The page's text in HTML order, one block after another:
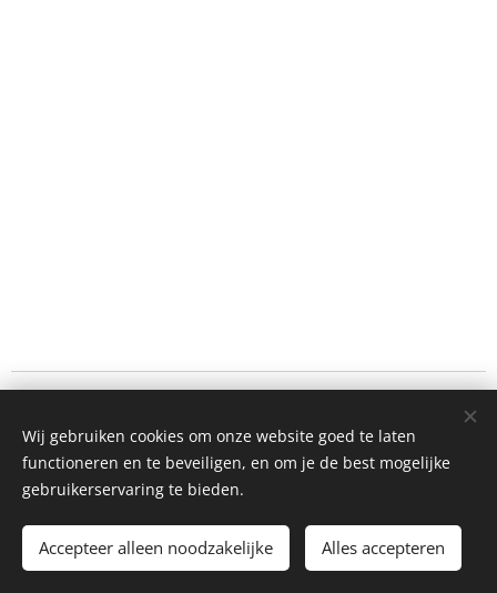
Belgium. Alle rechten voorbehouden.
Mogelijk gemaakt doorWebnode Cookies
Talen
Nederlands
Français
Wij gebruiken cookies om onze website goed te laten
functioneren en te beveiligen, en om je de best mogelijke
gebruikerservaring te bieden.
Accepteer alleen noodzakelijke Alles accepteren